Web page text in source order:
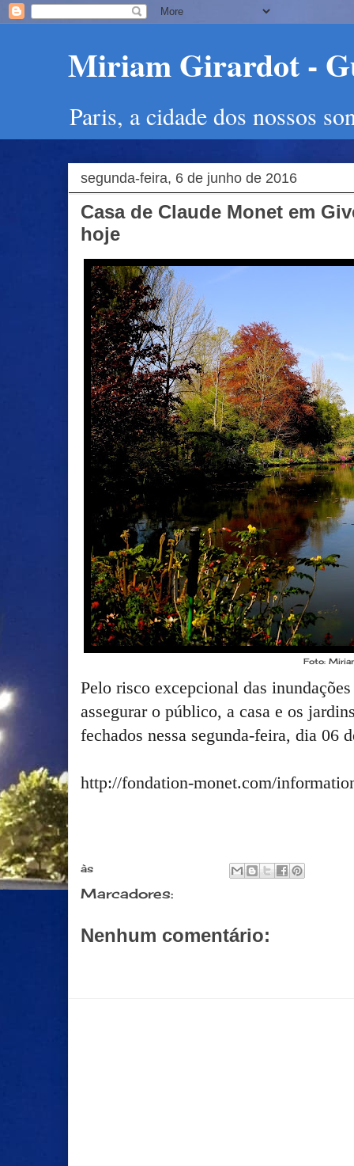
Miriam Girardot -
Paris, a cidade dos nossos
segunda-feira, 6 de junho de 2016
Casa de Claude Monet em
hoje
Foto:
Pelo risco excepcional das
assegurar o público, a casa e os
fechados nessa segunda-feira, dia 06
http://fondation-monet.com/
às
Marcadores:
Nenhum comentário: